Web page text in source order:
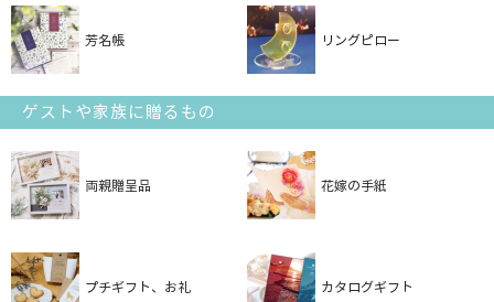
芳名帳 リングピロー
ゲストや家族に贈るもの
両親贈呈品 花嫁の手紙
プチギフト、お礼 カタログギフト